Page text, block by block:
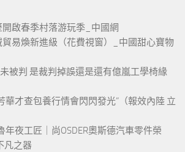
啟春季村落游玩季_中國網
易煥新進級（花費視窗）_中國甜心寶物
被判 是裁判掉誤還是還有億嵐工學椅緣
華才查包養行情會閃閃發光”（報效內陸 立
年夜工匠｜尚OSDER奧斯德汽車零件榮
凡之器